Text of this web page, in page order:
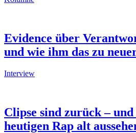
Evidence über
und wie ihm das zu
Interview
Clipse sind zurück – und
heutigen Rap alt